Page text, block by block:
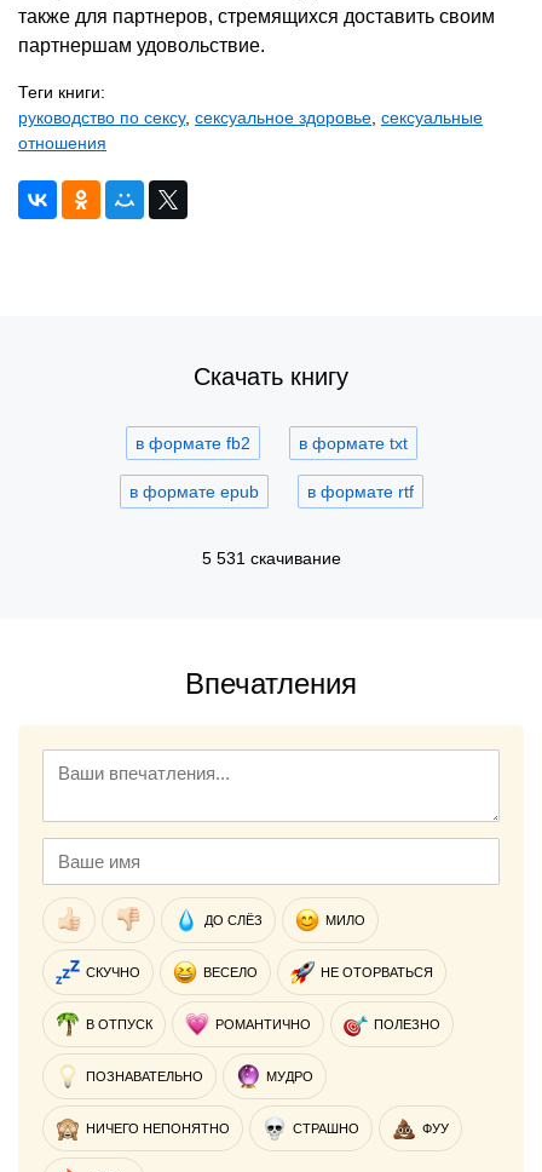
также для партнеров, стремящихся доставить своим
партнершам удовольствие.
Теги книги:
руководство по сексу, сексуальное здоровье, сексуальные
отношения
Скачать книгу
в формате fb2 в формате txt
в формате epub в формате rtf
5 531 скачивание
Впечатления
ДО СЛЁЗ МИЛО
СКУЧНО ВЕСЕЛО НЕ ОТОРВАТЬСЯ
В ОТПУСК РОМАНТИЧНО ПОЛЕЗНО
ПОЗНАВАТЕЛЬНО МУДРО
НИЧЕГО НЕПОНЯТНО СТРАШНО ФУУ